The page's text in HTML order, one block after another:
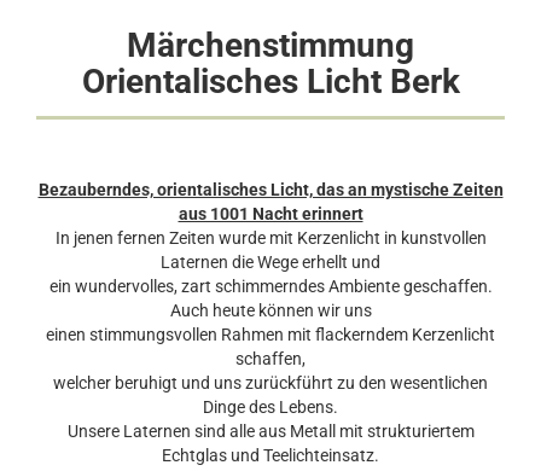
Märchenstimmung
Orientalisches Licht Berk
Bezauberndes, orientalisches Licht, das an mystische Zeiten
aus 1001 Nacht erinnert
In jenen fernen Zeiten wurde mit Kerzenlicht in kunstvollen
Laternen die Wege erhellt und
ein wundervolles, zart schimmerndes Ambiente geschaffen.
Auch heute können wir uns
einen stimmungsvollen Rahmen mit flackerndem Kerzenlicht
schaffen,
welcher beruhigt und uns zurückführt zu den wesentlichen
Dinge des Lebens.
Unsere Laternen sind alle aus Metall mit strukturiertem
Echtglas und Teelichteinsatz.